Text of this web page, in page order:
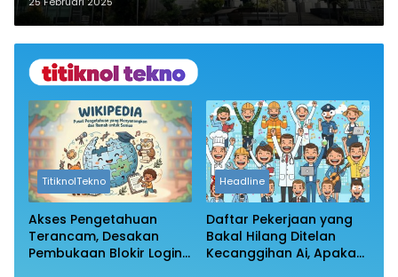
TitiknolTekno
Akses Pengetahuan
Terancam, Desakan
Pembukaan Blokir Login
Headline
Daftar Pekerjaan yang
Bakal Hilang Ditelan
Kecanggihan Ai, Apakah